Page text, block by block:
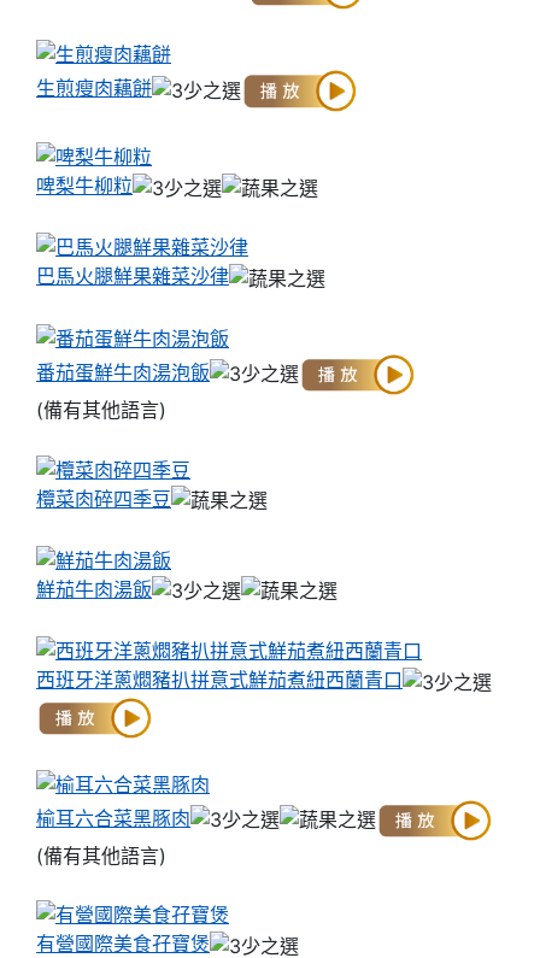
生煎瘦肉藕餅
啤梨牛柳粒
巴馬火腿鮮果雜菜沙律
番茄蛋鮮牛肉湯泡飯
(備有其他語言)
欖菜肉碎四季豆
鮮茄牛肉湯飯
西班牙洋蔥燜豬扒拼意式鮮茄煮紐西蘭青口
榆耳六合菜黑豚肉
(備有其他語言)
有營國際美食孖寶煲